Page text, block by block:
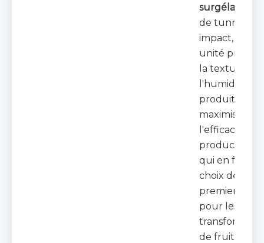
surgélation
de tunnel à
impact, cette
unité
la texture et
l'humidité du
produit tout
maximisant
l'efficacité de
production,
qui en fait un
choix de
premier
pour les
de fruits de